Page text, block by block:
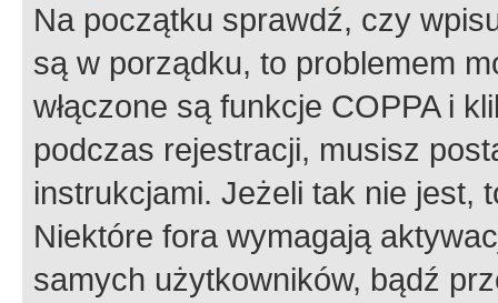
Na początku sprawdź, czy
są w porządku, to problemem
włączone są funkcje COPPA i
podczas rejestracji, musisz
instrukcjami. Jeżeli tak nie jest,
Niektóre fora wymagają
samych użytkowników, bądź